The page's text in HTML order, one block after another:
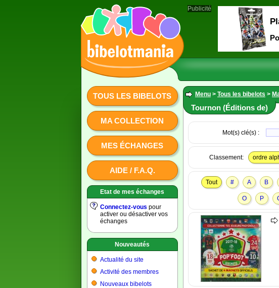
TOUS LES BIBELOTS
MA COLLECTION
MES ÉCHANGES
AIDE / F.A.Q.
Etat de mes échanges
Connectez-vous pour
activer ou désactiver vos
échanges
Nouveautés
Actualité du site
Activité des membres
Nouveaux bibelots
Menu > Tous les bibelots >
Tournon (Éditions de)
Mot(s) clé(s) :
Classement: ordre
Tout # A B
O P
Publicité